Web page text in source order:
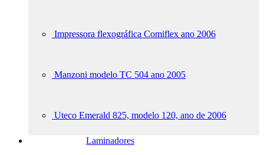
Impressora flexográfica Comiflex ano 2006
Manzoni modelo TC 504 ano 2005
Uteco Emerald 825, modelo 120, ano de 2006
Laminadores